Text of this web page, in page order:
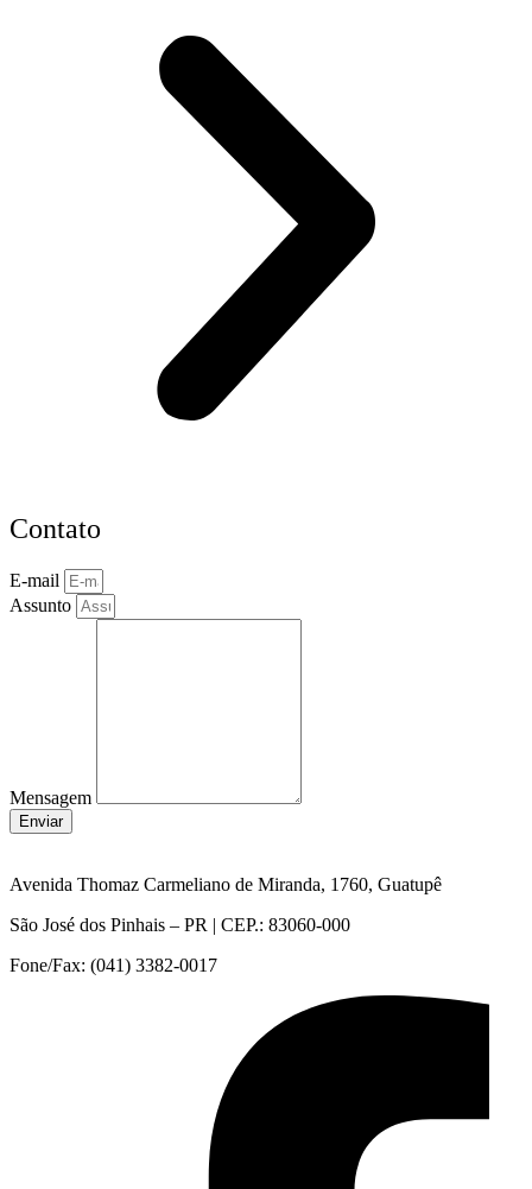
Contato
E-mail
Assunto
Mensagem
Enviar
Avenida Thomaz Carmeliano de Miranda, 1760, Guatupê
São José dos Pinhais – PR | CEP.: 83060-000
Fone/Fax: (041) 3382-0017